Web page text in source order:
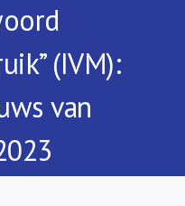
(IVM):
van